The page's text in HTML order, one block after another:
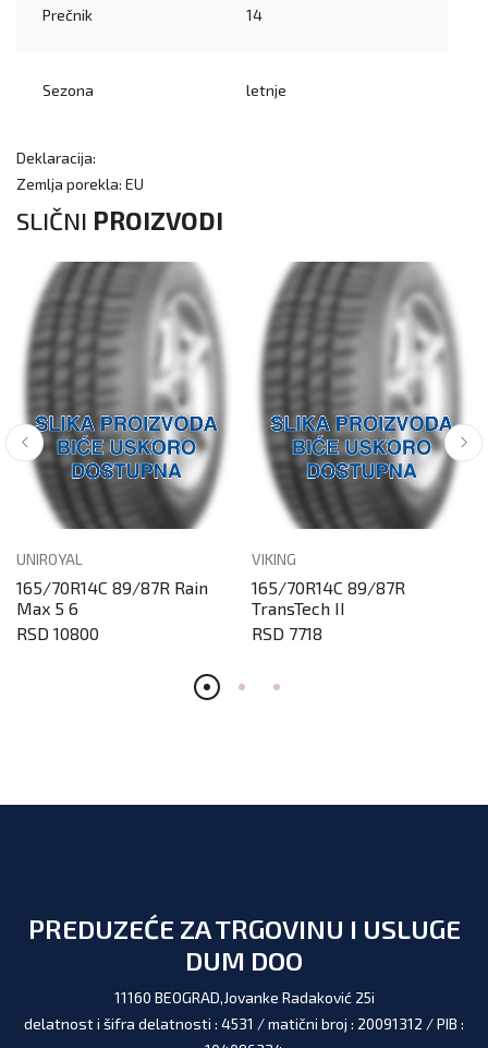
Prečnik 14
Sezona letnje
Deklaracija:
Zemlja porekla: EU
SLIČNI PROIZVODI
UNIROYAL
165/70R14C 89/87R Rain
Max 5 6
RSD 10800
VIKING
165/70R14C 89/87R
TransTech II
RSD 7718
PREDUZEĆE ZA TRGOVINU I USLUGE
DUM DOO
11160 BEOGRAD,Jovanke Radaković 25i
delatnost i šifra delatnosti : 4531 / matični broj : 20091312 / PIB :